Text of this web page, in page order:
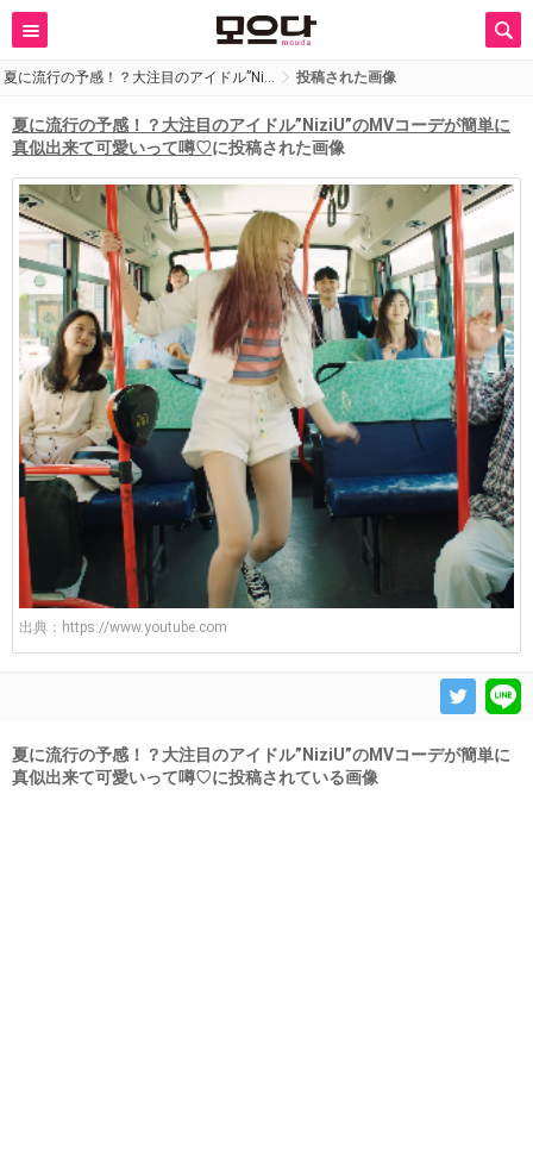
夏に流行の予感！？大注目のアイドル”Ni… 投稿された画像
夏に流行の予感！？大注目のアイドル”NiziU”のMVコーデが簡単に
真似出来て可愛いって噂♡に投稿された画像
出典： https://www.youtube.com
夏に流行の予感！？大注目のアイドル”NiziU”のMVコーデが簡単に
真似出来て可愛いって噂♡に投稿されている画像